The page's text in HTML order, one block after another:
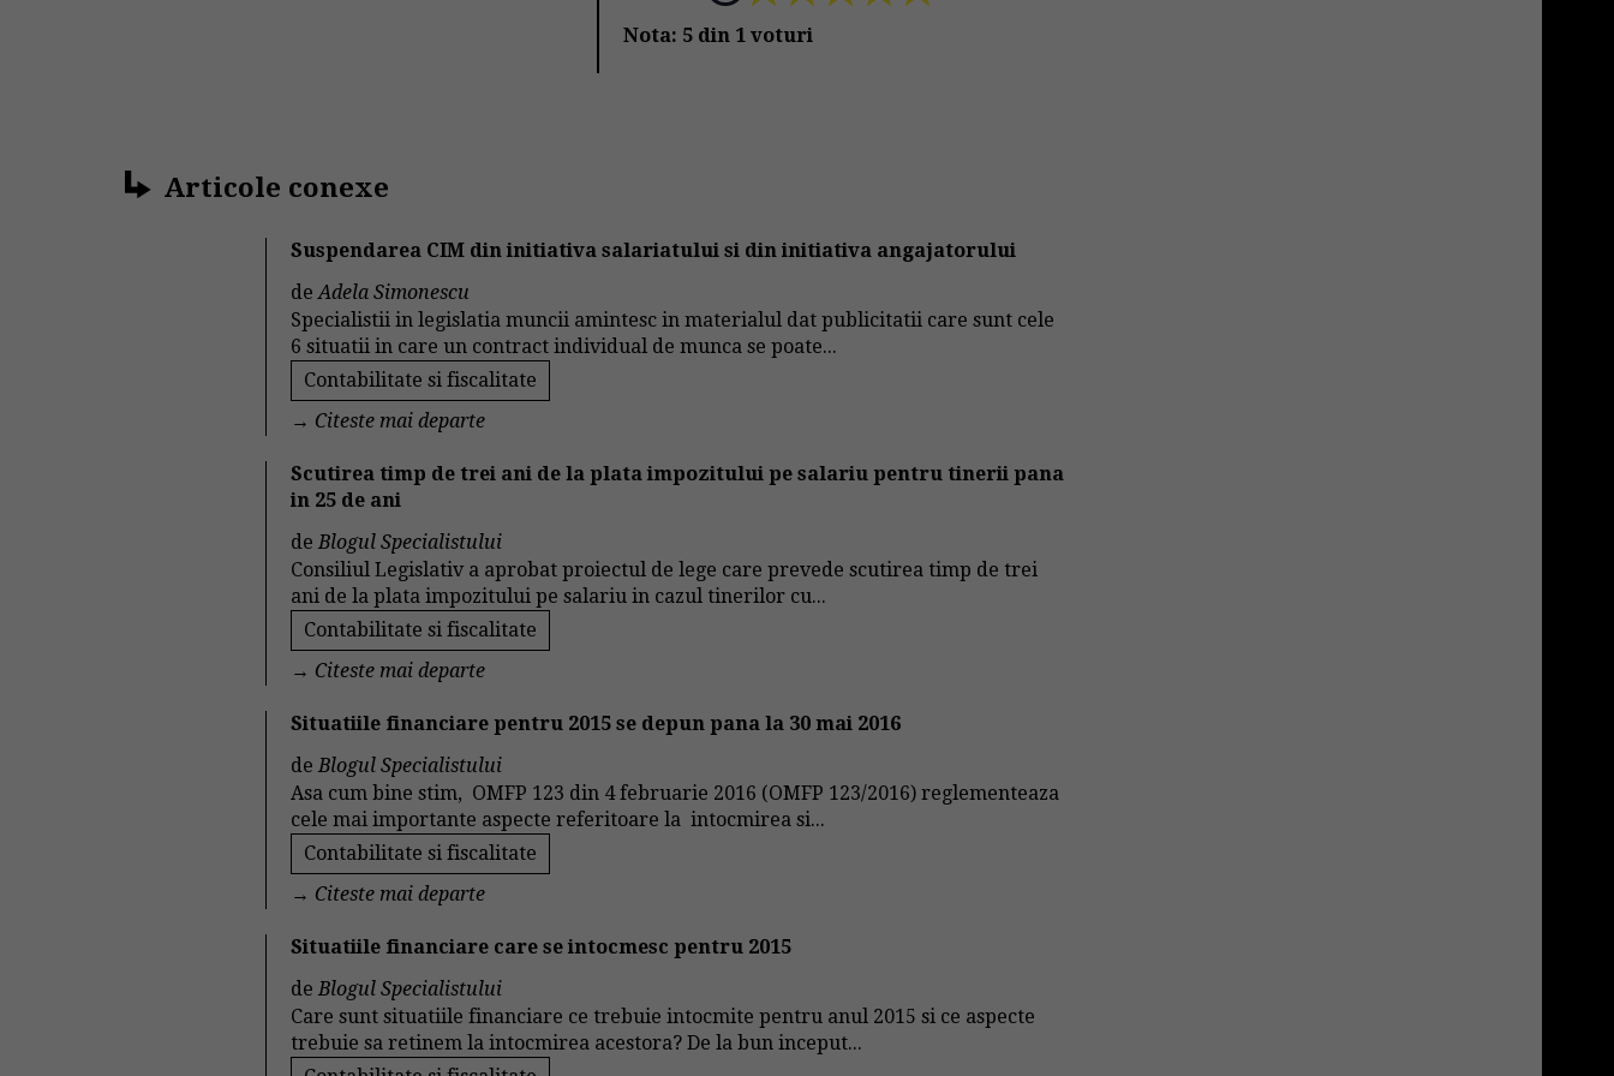
Nota: 5din 1voturi
Articole conexe
Suspendarea CIM din initiativa salariatului si din initiativa angajatorului
deAdela Simonescu
Specialistii in legislatia muncii amintesc in materialul dat publicitatii care sunt cele
6 situatii in care un contract individual de munca se poate...
Contabilitate si fiscalitate
→ Citeste mai departe
Scutirea timp de trei ani de la plata impozitului pe salariu pentru tinerii pana
in 25 de ani
deBlogul Specialistului
Consiliul Legislativ a aprobat proiectul de lege care prevede scutirea timp de trei
ani de la plata impozitului pe salariu in cazul tinerilor cu...
Contabilitate si fiscalitate
→ Citeste mai departe
Situatiile financiare pentru 2015 se depun pana la 30 mai 2016
deBlogul Specialistului
Asa cum bine stim, OMFP 123 din 4 februarie 2016 (OMFP 123/2016) reglementeaza
cele mai importante aspecte referitoare la intocmirea si...
Contabilitate si fiscalitate
→ Citeste mai departe
Situatiile financiare care se intocmesc pentru 2015
deBlogul Specialistului
Care sunt situatiile financiare ce trebuie intocmite pentru anul 2015 si ce aspecte
trebuie sa retinem la intocmirea acestora? De la bun inceput...